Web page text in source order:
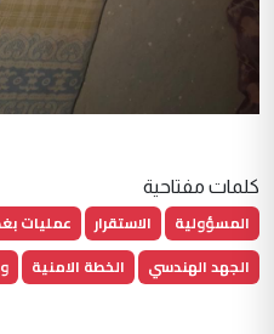
كلمات مفتاحية
المسؤولية الاستقرار عمليات
الجهد الهندسي
الخطة الامنية